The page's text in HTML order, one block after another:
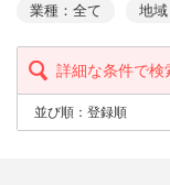
業種：全て 地
詳細な条件で検
並び順： 登録順